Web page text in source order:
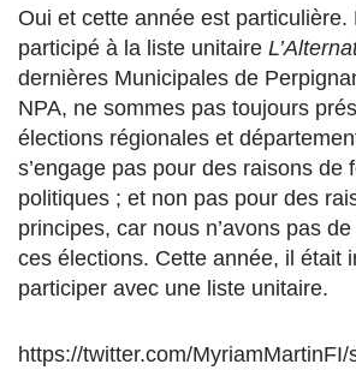
Oui et cette année est particulière.
participé à la liste unitaire
dernières Municipales de
NPA, ne sommes pas toujours
élections régionales et
s’engage pas pour des raisons de
politiques ; et non pas pour des
principes, car nous n’avons pas
ces élections. Cette année, il était
participer avec une liste unitaire.
https://twitter.com/